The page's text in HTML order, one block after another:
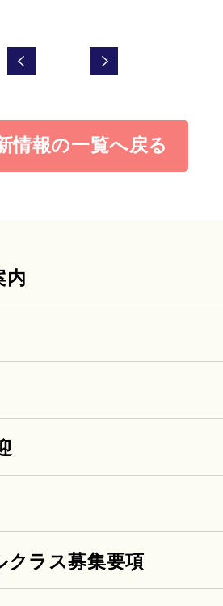
情報の一覧へ戻る
内
クラス募集要項